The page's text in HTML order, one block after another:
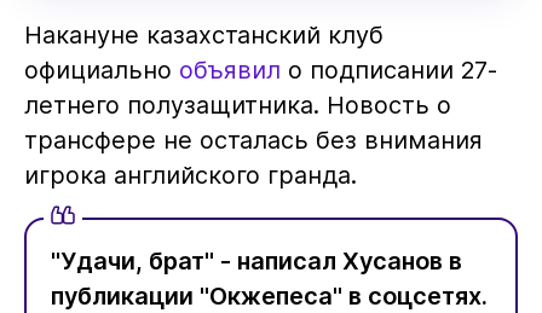
Накануне казахстанский клуб
официально объявил о подписании 27-
летнего полузащитника. Новость о
трансфере не осталась без внимания
игрока английского гранда.
"Удачи, брат" - написал Хусанов в
публикации "Окжепеса" в соцсетях.